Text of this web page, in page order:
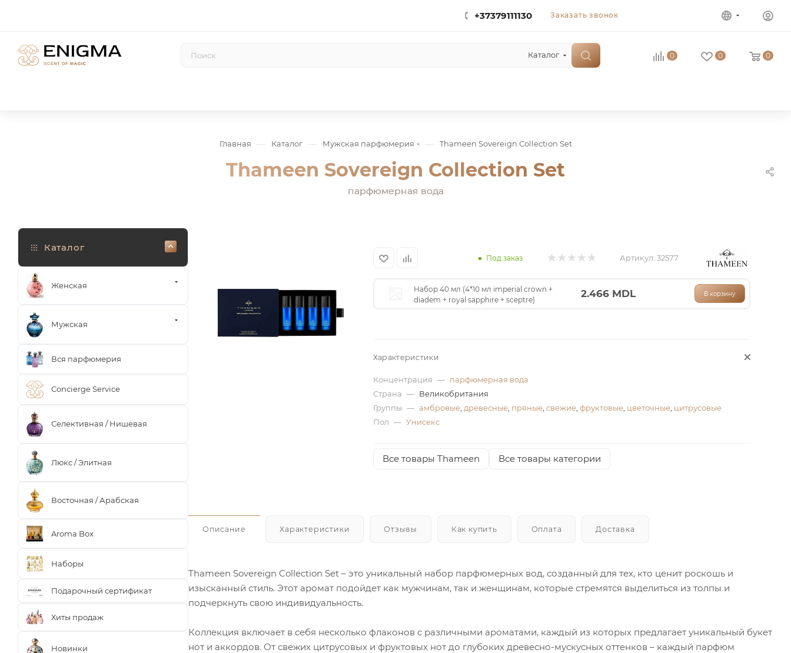
+37379111130 Заказать звонок
Каталог 0 0 0
Главная — Каталог — Мужская парфюмерия — Thameen Sovereign Collection Set
Thameen Sovereign Collection Set
парфюмерная вода
Под заказ Артикул: 32577
Набор 40 мл (4*10 мл imperial crown +
diadem + royal sapphire + sceptre)
2.466 MDL В корзину
Характеристики
Концентрация — парфюмерная вода
Страна — Великобритания
Группы — амбровые, древесные, пряные, свежие, фруктовые, цветочные, цитрусовые
Пол — Унисекс
Все товары Thameen Все товары категории
Описание Характеристики Отзывы Как купить Оплата Доставка
Thameen Sovereign Collection Set – это уникальный набор парфюмерных вод, созданный для тех, кто ценит роскошь и
изысканный стиль. Этот аромат подойдет как мужчинам, так и женщинам, которые стремятся выделиться из толпы и
подчеркнуть свою индивидуальность.
Коллекция включает в себя несколько флаконов с различными ароматами, каждый из которых предлагает уникальный букет
нот и аккордов. От свежих цитрусовых и фруктовых нот до глубоких древесно-мускусных оттенков – каждый парфюм
Каталог
Женская
Мужская
Вся парфюмерия
Concierge Service
Селективная / Нишевая
Люкс / Элитная
Восточная / Арабская
Aroma Box
Наборы
Подарочный сертификат
Хиты продаж
Новинки